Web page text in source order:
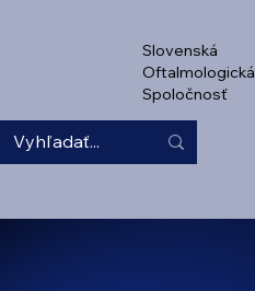
Slovenská
Oftalmologická
Spoločnosť